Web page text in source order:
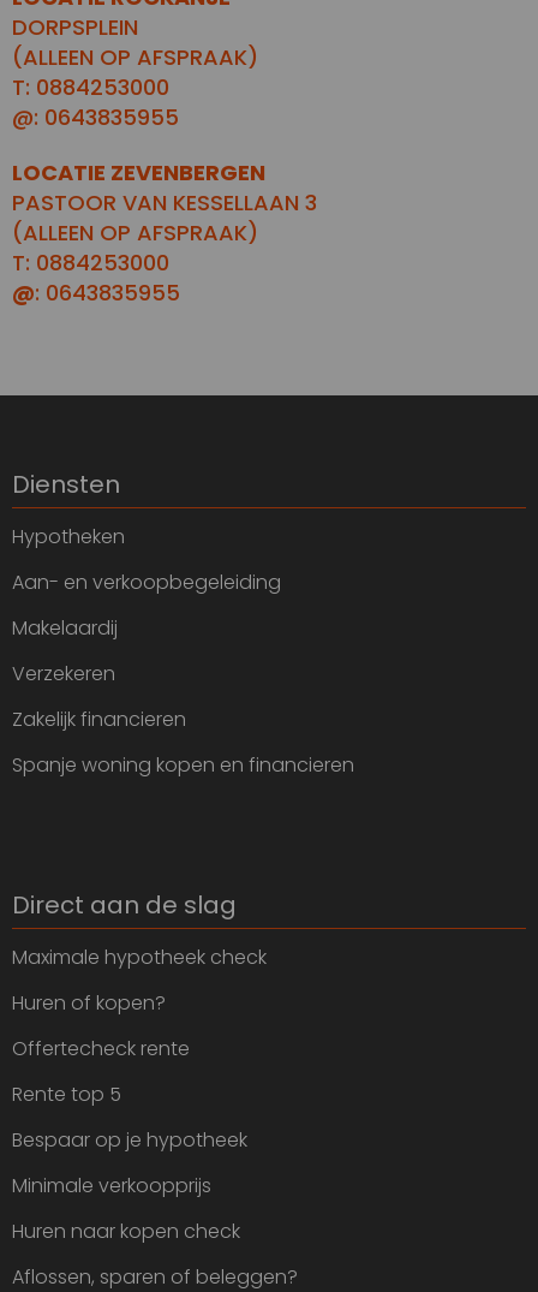
DORPSPLEIN
(ALLEEN OP AFSPRAAK)
T: 0884253000
@: 0643835955
LOCATIE ZEVENBERGEN
PASTOOR VAN KESSELLAAN 3
(ALLEEN OP AFSPRAAK)
T: 0884253000
@: 0643835955
Diensten
Hypotheken
Aan- en verkoopbegeleiding
Makelaardij
Verzekeren
Zakelijk financieren
Spanje woning kopen en financieren
Direct aan de slag
Maximale hypotheek check
Huren of kopen?
Offertecheck rente
Rente top 5
Bespaar op je hypotheek
Minimale verkoopprijs
Huren naar kopen check
Aflossen, sparen of beleggen?